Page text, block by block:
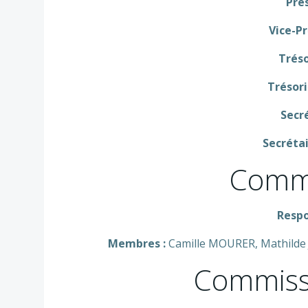
Vice-
Membres :Camille MOURER,